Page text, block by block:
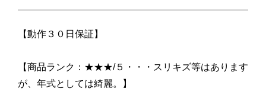
【動作３０日保証】
【商品ランク：★★★/５・・・スリキズ等はあります
が、年式としては綺麗。】